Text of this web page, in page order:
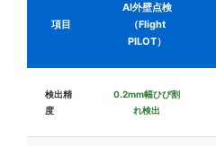
項目
AI外壁点検
（Flight
PILOT）
検出精
度
0.2mm幅ひび割
れ検出